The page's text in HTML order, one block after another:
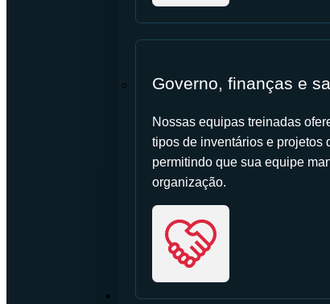
Governo, finanças e
Nossas equipas treinadas
tipos de inventários e projetos
permitindo que sua equipe
organização.
RECURSOS